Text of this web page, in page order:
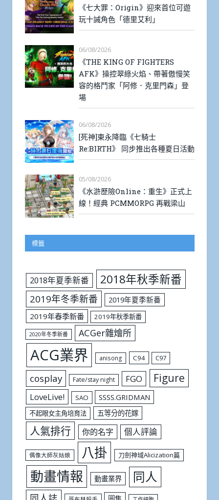
《七大罪：Origin》迎來首位可遊
玩十誡角色「德里艾利」
06/08/2026
《THE KING OF FIGHTERS
AFK》操控翠綠火焰、帶著傲慢笑
容的格鬥家「阿修．克里門森」登
場
06/08/2026
[死神]東永降臨《七騎士
Re:BIRTH》 同步推出各種夏日活動
05/08/2026
《水滸歷險Online：重生》正式上
線！經典 PCMMORPG 再戰梁山
標籤
2018年夏季新番 2018年秋季新番
2019年冬季新番
2019年夏季新番
2019年春季新番
2019年秋季新番
2020年冬季新番 ACGer雜燴所
ACG業界 anisong C94 C97
cosplay Fate/stay night FGO Figure
LoveLive! SAO SSSS.GRIDMAN
不起眼女主角培育法 五等分的花嫁
人氣排行 你的名字 個人評論
偶像大師灰姑娘 八掛 刀劍神域Alicization篇
動畫情報 動畫業界 同人